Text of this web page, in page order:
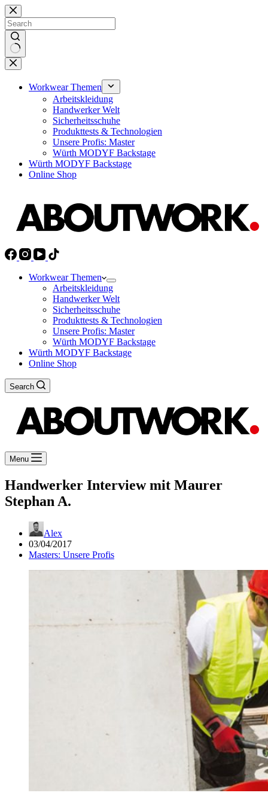
Skip
to
content
No
results
Workwear Themen
Arbeitskleidung
Handwerker Welt
Sicherheitsschuhe
Produkttests & Technologien
Unsere Profis: Master
Würth MODYF Backstage
Würth MODYF Backstage
Online Shop
Workwear Themen
Arbeitskleidung
Handwerker Welt
Sicherheitsschuhe
Produkttests & Technologien
Unsere Profis: Master
Würth MODYF Backstage
Würth MODYF Backstage
Online Shop
Search
Menu
Handwerker Interview mit Maurer
Stephan A.
Alex
03/04/2017
Masters: Unsere Profis